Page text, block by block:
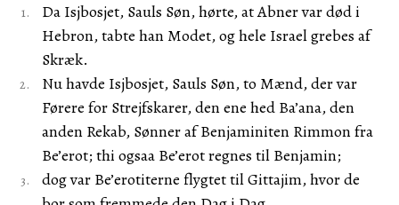
Da Isjbosjet, Sauls Søn, hørte, at Abner var død i
Hebron, tabte han Modet, og hele Israel grebes af
Skræk.
Nu havde Isjbosjet, Sauls Søn, to Mænd, der var
Førere for Strejfskarer, den ene hed Ba’ana, den
anden Rekab, Sønner af Benjaminiten Rimmon fra
Be’erot; thi ogsaa Be’erot regnes til Benjamin;
dog var Be’erotiterne flygtet til Gittajim, hvor de